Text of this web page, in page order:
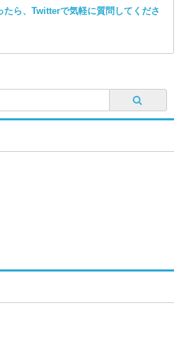
ら、Twitterで気軽に質問してくださ